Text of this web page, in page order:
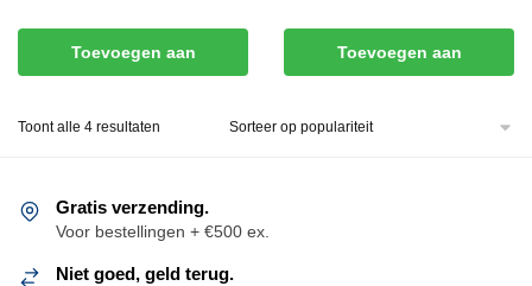
Toevoegen aan Toevoegen aan
Toont alle 4 resultaten Gesorteerd
Gratis verzending.
Voor bestellingen + €500 ex.
Niet goed, geld terug.